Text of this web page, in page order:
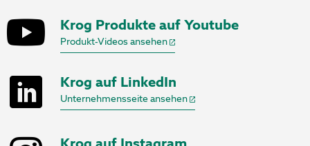
Krog Produkte auf Youtube
Produkt-Videos ansehen
Krog auf LinkedIn
Unternehmensseite ansehen